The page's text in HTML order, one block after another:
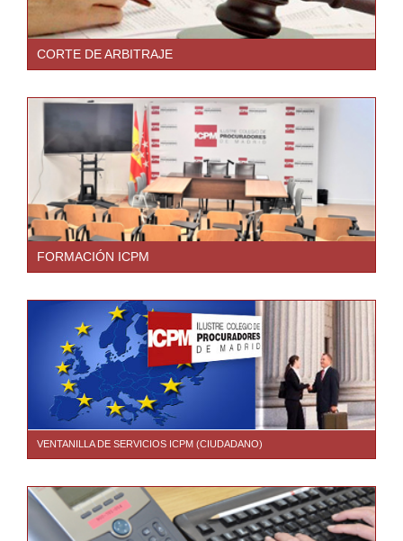
CORTE DE ARBITRAJE
FORMACIÓN ICPM
VENTANILLA DE SERVICIOS ICPM (CIUDADANO)